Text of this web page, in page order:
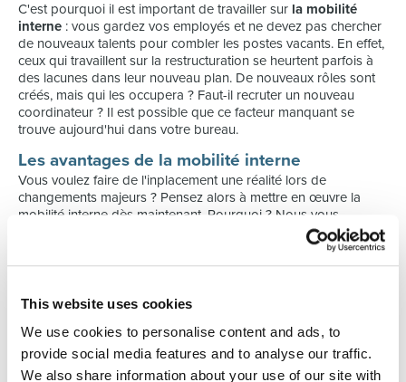
This website uses cookies
We use cookies to personalise content and ads, to
provide social media features and to analyse our traffic.
We also share information about your use of our site with
C'est pourquoi il est important de travailler sur la mobilité
interne : vous gardez vos employés et ne devez pas chercher
de nouveaux talents pour combler les postes vacants. En effet,
ceux qui travaillent sur la restructuration se heurtent parfois à
des lacunes dans leur nouveau plan. De nouveaux rôles sont
créés, mais qui les occupera ? Faut-il recruter un nouveau
coordinateur ? Il est possible que ce facteur manquant se
trouve aujourd'hui dans votre bureau.
Les avantages de la mobilité interne
Vous voulez faire de l'inplacement une réalité lors de
changements majeurs ? Pensez alors à mettre en œuvre la
mobilité interne dès maintenant. Pourquoi ? Nous vous
Économiser du temps et de l'argent
plus en plus de temps. L'étroitesse du marché du travail vous
obtenir un entretien avec un bon candidat. En recrutant en
interne, vousgagnez beaucoup de temps. Après tout, vous
savez déjà ce que vos collaborateurs peuvent faire et vous